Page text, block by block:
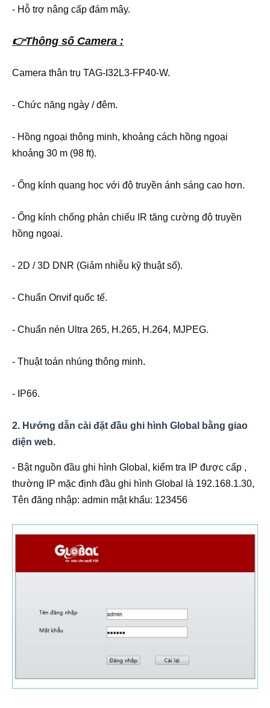
- Hỗ trợ nâng cấp đám mây.
👉Thông số Camera :
Camera thân trụ TAG-I32L3-FP40-W.
- Chức năng ngày / đêm.
- Hồng ngoại thông minh, khoảng cách hồng ngoại
khoảng 30 m (98 ft).
- Ống kính quang học với độ truyền ánh sáng cao hơn.
- Ống kính chống phản chiếu IR tăng cường độ truyền
hồng ngoại.
- 2D / 3D DNR (Giảm nhiễu kỹ thuật số).
- Chuẩn Onvif quốc tế.
- Chuẩn nén Ultra 265, H.265, H.264, MJPEG.
- Thuật toán nhúng thông minh.
- IP66.
2. Hướng dẫn cài đặt đầu ghi hình Global bằng giao
diện web.
- Bật nguồn đầu ghi hình Global, kiểm tra IP được cấp ,
thường IP mặc định đầu ghi hình Global là 192.168.1.30,
Tên đăng nhập: admin mật khẩu: 123456